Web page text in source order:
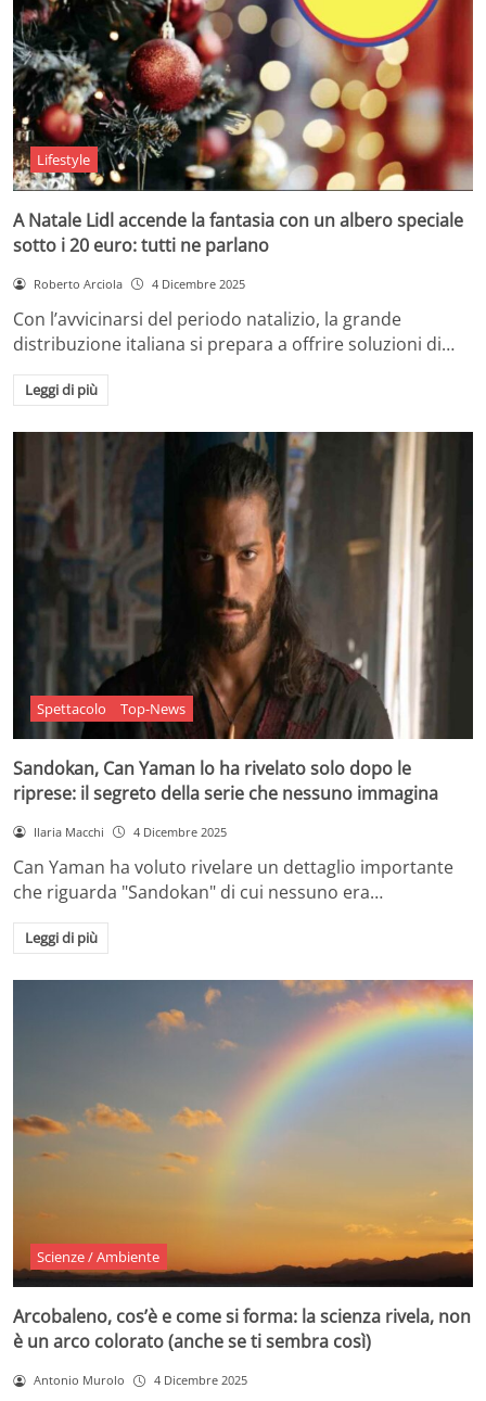
Lifestyle
A Natale Lidl accende la fantasia con un albero speciale
sotto i 20 euro: tutti ne parlano
Roberto Arciola 4 Dicembre 2025
Con l’avvicinarsi del periodo natalizio, la grande
distribuzione italiana si prepara a offrire soluzioni di…
Leggi di più
Spettacolo Top-News
Sandokan, Can Yaman lo ha rivelato solo dopo le
riprese: il segreto della serie che nessuno immagina
Ilaria Macchi 4 Dicembre 2025
Can Yaman ha voluto rivelare un dettaglio importante
che riguarda "Sandokan" di cui nessuno era…
Leggi di più
Scienze / Ambiente
Arcobaleno, cos’è e come si forma: la scienza rivela, non
è un arco colorato (anche se ti sembra così)
Antonio Murolo 4 Dicembre 2025